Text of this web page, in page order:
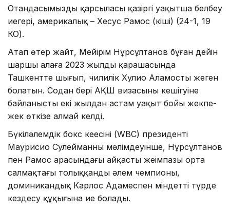
Отандасымыздың қарсыласы қазіргі уақытша белбеу
иегері, америкалық – Хесус Рамос (кіші) (24-1, 19
КО).
Атап өтер жайт, Мейірім Нұрсұлтанов бұған дейін
шаршы алаңға 2023 жылдың қарашасында
Ташкентте шығып, чилилік Хулио Аламосты жеңген
болатын. Содан бері АҚШ визасының кешігуіне
байланысты екі жылдан астам уақыт бойы жекпе-
жек өткізе алмай келді.
Бүкіләлемдік бокс кеңесінің (WBC) президенті
Маурисио Сулейманның мәлімдеуінше, Нұрсұлтанов
пен Рамос арасындағы айқастың жеңімпазы орта
салмақтағы толыққанды әлем чемпионы,
доминикандық Карлос Адамеспен міндетті түрде
кездесу құқығына ие болады.